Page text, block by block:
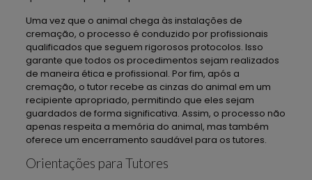
Uma vez que o animal chega às instalações de
cremação, o processo é conduzido por profissionais
qualificados que seguem rigorosos protocolos. Isso
garante que todos os procedimentos sejam realizados
de maneira ética e profissional. Por fim, após a
cremação, o tutor recebe as cinzas do animal em um
recipiente apropriado, permitindo que eles sejam
guardados de forma significativa. Assim, o processo não
apenas respeita a memória do animal, mas também
oferece um encerramento saudável para os tutores.
Orientações para Tutores